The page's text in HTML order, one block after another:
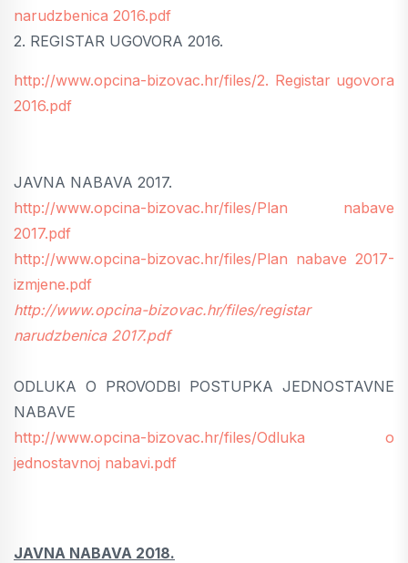
narudzbenica 2016.pdf
2. REGISTAR UGOVORA 2016.
http://www.opcina-bizovac.hr/files/2. Registar ugovora
2016.pdf
JAVNA NABAVA 2017.
http://www.opcina-bizovac.hr/files/Plan nabave
2017.pdf
http://www.opcina-bizovac.hr/files/Plan nabave 2017-
izmjene.pdf
http://www.opcina-bizovac.hr/files/registar
narudzbenica 2017.pdf
ODLUKA O PROVODBI POSTUPKA JEDNOSTAVNE
NABAVE
http://www.opcina-bizovac.hr/files/Odluka o
jednostavnoj nabavi.pdf
JAVNA NABAVA 2018.